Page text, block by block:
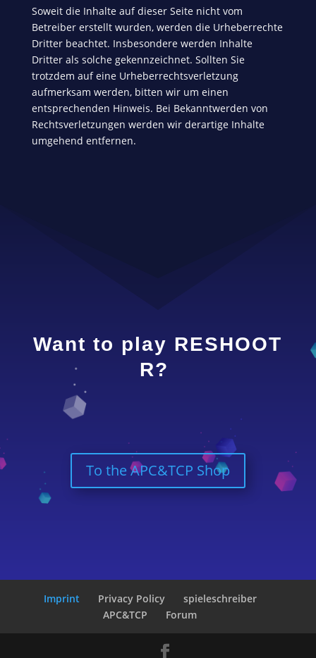
Soweit die Inhalte auf dieser Seite nicht vom
Betreiber erstellt wurden, werden die Urheberrechte
Dritter beachtet. Insbesondere werden Inhalte
Dritter als solche gekennzeichnet. Sollten Sie
trotzdem auf eine Urheberrechtsverletzung
aufmerksam werden, bitten wir um einen
entsprechenden Hinweis. Bei Bekanntwerden von
Rechtsverletzungen werden wir derartige Inhalte
umgehend entfernen.
Want to play RESHOOT
R?
To the APC&TCP Shop
Imprint Privacy Policy
spieleschreiber
APC&TCP
Forum